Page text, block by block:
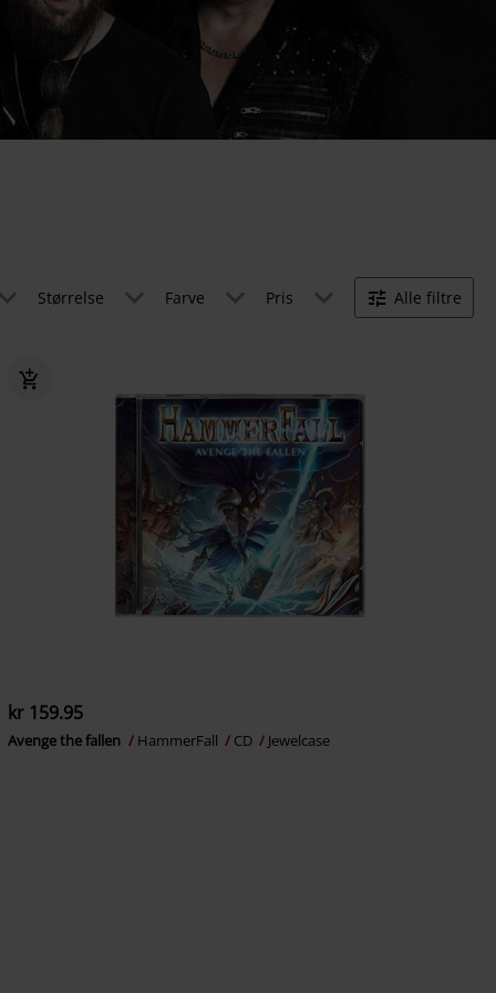
Størrelse Farve Pris Alle filtre
kr 159.95
Avenge the fallen HammerFall CD Jewelcase